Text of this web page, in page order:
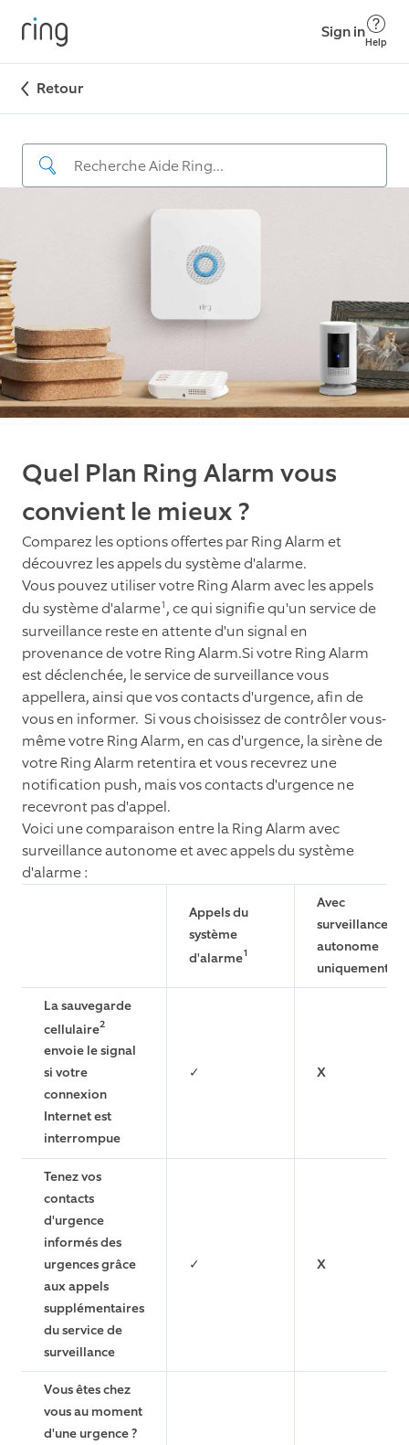
Sign in
Help
Retour
Quel Plan Ring Alarm vous
convient le mieux ?
Comparez les options offertes par Ring Alarm et
découvrez les appels du système d'alarme.
Vous pouvez utiliser votre Ring Alarm avec les appels
du système d'alarme1 , ce qui signifie qu'un service de
surveillance reste en attente d'un signal en
provenance de votre Ring Alarm.Si votre Ring Alarm
est déclenchée, le service de surveillance vous
appellera, ainsi que vos contacts d'urgence, afin de
vous en informer. Si vous choisissez de contrôler vous-
même votre Ring Alarm, en cas d'urgence, la sirène de
votre Ring Alarm retentira et vous recevrez une
notification push, mais vos contacts d'urgence ne
recevront pas d'appel.
Voici une comparaison entre la Ring Alarm avec
surveillance autonome et avec appels du système
d'alarme :
Appels du
système
d'alarme1
Avec
surveillance
autonome
uniquement
La sauvegarde
cellulaire2
envoie le signal
si votre
connexion
Internet est
interrompue
✓ X
Tenez vos
contacts
d'urgence
informés des
urgences grâce
aux appels
supplémentaires
du service de
surveillance
✓ X
Vous êtes chez
vous au moment
d'une urgence ?